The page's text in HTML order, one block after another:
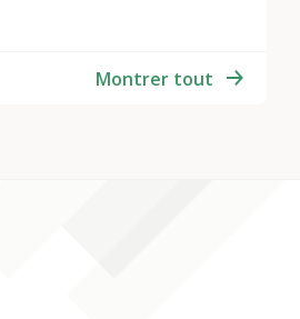
Montrer tout